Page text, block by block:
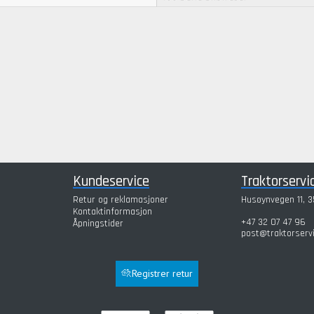
Kundeservice
Retur og reklamasjoner
Kontaktinformasjon
Åpningstider
Husøynvegen 11,
+47 32 07 47 96
Registrer retur